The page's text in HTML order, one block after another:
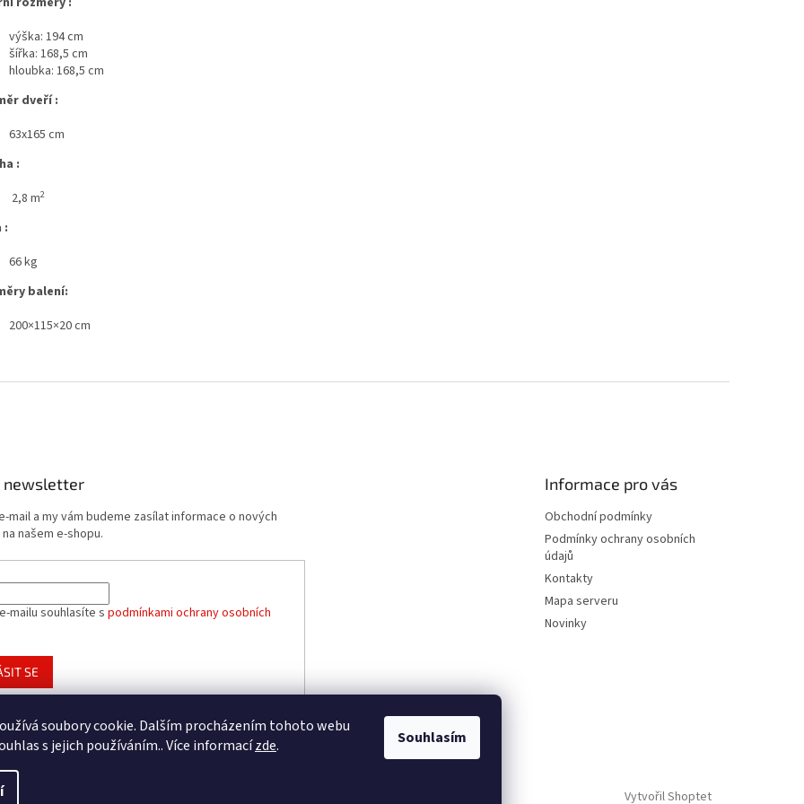
soubory cookie. Dalším procházením tohoto webu
s jejich používáním.. Více informacízde. Souhlasím
výška: 194 cm
šířka: 168,5 cm
hloubka: 168,5 cm
dveří :
63x165 cm
:
2,8 m2
:
66 kg
balení:
200×115×20 cm
newsletter
mail a my vám budeme zasílat informace o nových
našem e-shopu.
mailu souhlasíte s podmínkami ochrany osobních
SE
Informace pro vás
Obchodní podmínky
Podmínky ochrany osobních
údajů
Kontakty
Mapa serveru
Novinky
Vytvořil Shoptet